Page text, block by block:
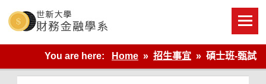
content
世新大學財金系網站
You are here:
Home 招生事宜 碩士班-甄試